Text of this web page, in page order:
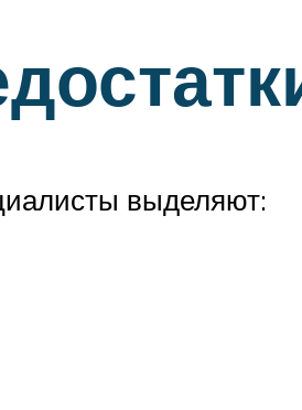
выделяют: